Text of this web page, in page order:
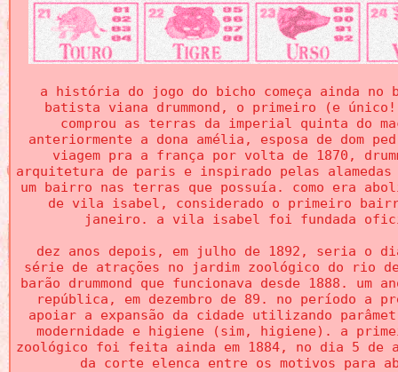
a história do jogo do bicho começa ainda no
batista viana drummond, o primeiro (e
comprou as terras da imperial quinta do
anteriormente a dona amélia, esposa de dom
viagem pra a frança por volta de 1870,
arquitetura de paris e inspirado pelas
um bairro nas terras que possuía. como era
de vila isabel, considerado o primeiro
janeiro. a vila isabel foi fundada
dez anos depois, em julho de 1892, seria o
série de atrações no jardim zoológico do rio
barão drummond que funcionava desde 1888. um
república, em dezembro de 89. no período a
apoiar a expansão da cidade utilizando
modernidade e higiene (sim, higiene). a
zoológico foi feita ainda em 1884, no dia 5 de
da corte elenca entre os motivos para